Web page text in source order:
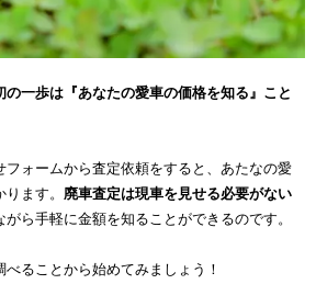
の一歩は『あなたの愛車の価格を知る』こと
フォームから査定依頼をすると、あたなの愛
ます。 廃車査定は現車を見せる必要がない
ら手軽に金額を知ることができるのです。
ることから始めてみましょう！